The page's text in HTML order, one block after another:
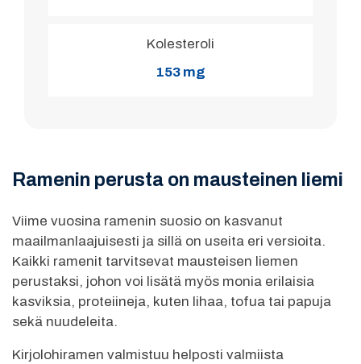
Kolesteroli
153 mg
Ramenin perusta on mausteinen liemi
Viime vuosina ramenin suosio on kasvanut
maailmanlaajuisesti ja sillä on useita eri versioita.
Kaikki ramenit tarvitsevat mausteisen liemen
perustaksi, johon voi lisätä myös monia erilaisia
kasviksia, proteiineja, kuten lihaa, tofua tai papuja
sekä nuudeleita.
Kirjolohiramen valmistuu helposti valmiista